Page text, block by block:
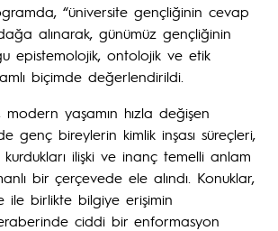
“üniversite gençliğinin cevap
alınarak, günümüz gençliğinin
epistemolojik, ontolojik ve etik
biçimde değerlendirildi.
modern yaşamın hızla değişen
genç bireylerin kimlik inşası süreçleri,
ilişki ve inanç temelli anlam
bir çerçevede ele alındı. Konuklar,
ile birlikte bilgiye erişimin
ciddi bir enformasyon